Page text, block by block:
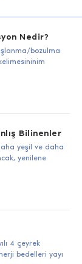
Nedir?
bozulma
Bilinenler
yeşil ve daha
yenilene
4 çeyrek
bedelleri yayı